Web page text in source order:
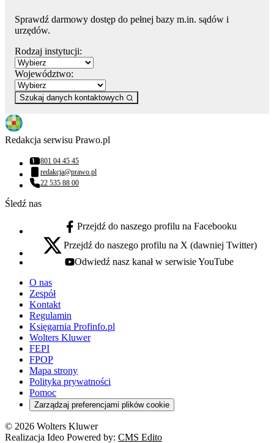
Sprawdź darmowy dostęp do pełnej bazy m.in. sądów i
urzędów.
Rodzaj instytucji:
Województwo:
Szukaj danych kontaktowych
Redakcja serwisu Prawo.pl
Numer telefonu:
801 04 45 45
Adres email:
redakcja@prawo.pl
Numer telefonu:
22 535 88 00
Śledź nas
facebook - otwiera się w nowej karcie
Przejdź do naszego profilu na Facebooku
x - otwiera się w nowej karcie
Przejdź do naszego profilu na X (dawniej Twitter)
youtube - otwiera się w nowej karcie
Odwiedź nasz kanał w serwisie YouTube
O nas
Zespół
Kontakt
Regulamin
Księgarnia Profinfo.pl
Wolters Kluwer
FEPI
FPOP
Mapa strony
Polityka prywatności
Pomoc
Zarządzaj preferencjami plików cookie
© 2026 Wolters Kluwer
Realizacja Ideo Powered by: CMS Edito